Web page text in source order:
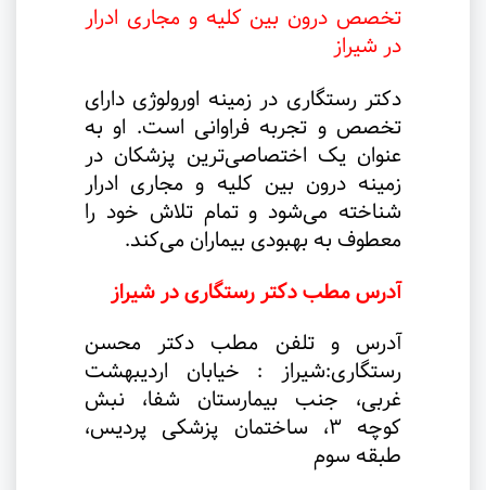
تخصص درون بین کلیه و مجاری ادرار
در شیراز
دکتر رستگاری در زمینه اورولوژی دارای
تخصص و تجربه فراوانی است. او به
عنوان یک اختصاصی‌ترین پزشکان در
زمینه درون بین کلیه و مجاری ادرار
شناخته می‌شود و تمام تلاش خود را
معطوف به بهبودی بیماران می‌کند.
آدرس مطب دکتر رستگاری در شیراز
آدرس و تلفن مطب دکتر محسن
رستگاری:شیراز : خیابان اردیبهشت
غربی، جنب بیمارستان شفا، نبش
کوچه۳، ساختمان پزشکی پردیس،
طبقه سوم